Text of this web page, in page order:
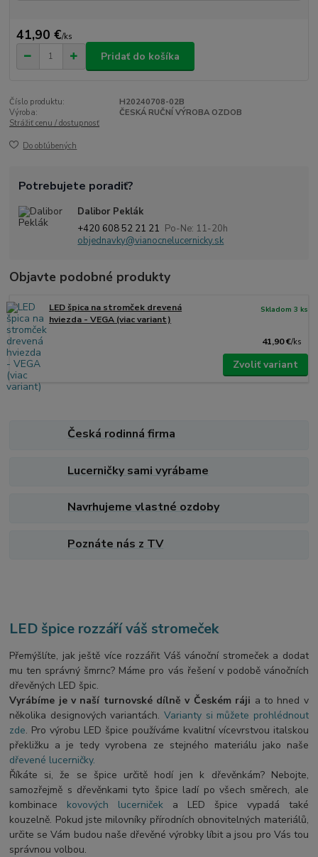
41,90 €/ks
Pridať do košíka
Číslo produktu:
H20240708-02B
Výroba:
ČESKÁ RUČNÍ VÝROBA OZDOB
Strážiť cenu / dostupnosť
Do obľúbených
Potrebujete poradiť?
Dalibor Peklák
+420 608 52 21 21 Po-Ne: 11-20h
objednavky@vianocnelucernicky.sk
Objavte podobné produkty
LED špica na stromček drevená
hviezda - VEGA (viac variant)
41,90 €/ks
Skladom 3 ks
Zvoliť variant
Česká rodinná firma
Lucerničky sami vyrábame
Navrhujeme vlastné ozdoby
Poznáte nás z TV
LED špice rozzáří váš stromeček
Přemýšlíte, jak ještě více rozzářit Váš vánoční stromeček a dodat
mu ten správný šmrnc? Máme pro vás řešení v podobě vánočních
dřevěných LED špic.
Vyrábíme je v naší turnovské dílně v Českém ráji a to hned v
několika designových variantách. Varianty si můžete prohlédnout
zde. Pro výrobu LED špice používáme kvalitní vícevrstvou italskou
překližku a je tedy vyrobena ze stejného materiálu jako naše
dřevené lucerničky.
Říkáte si, že se špice určitě hodí jen k dřevěnkám? Nebojte,
samozřejmě s dřevěnkami tyto špice ladí po všech směrech, ale
kombinace kovových lucerniček a LED špice vypadá také
kouzelně. Pokud jste milovníky přírodních obnovitelných materiálů,
určite se Vám budou naše dřevěné výrobky líbit a jsou pro Vás tou
správnou volbou.